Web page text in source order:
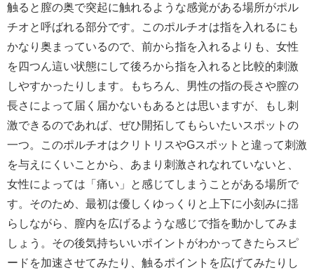
触ると膣の奥で突起に触れるような感覚がある場所がポル
チオと呼ばれる部分です。このポルチオは指を入れるにも
かなり奥まっているので、前から指を入れるよりも、女性
を四つん這い状態にして後ろから指を入れると比較的刺激
しやすかったりします。もちろん、男性の指の長さや膣の
長さによって届く届かないもあるとは思いますが、もし刺
激できるのであれば、ぜひ開拓してもらいたいスポットの
一つ。このポルチオはクリトリスやGスポットと違って刺激
を与えにくいことから、あまり刺激されなれていないと、
女性によっては「痛い」と感じてしまうことがある場所で
す。そのため、最初は優しくゆっくりと上下に小刻みに揺
らしながら、膣内を広げるような感じで指を動かしてみま
しょう。その後気持ちいいポイントがわかってきたらスピ
ードを加速させてみたり、触るポイントを広げてみたりし